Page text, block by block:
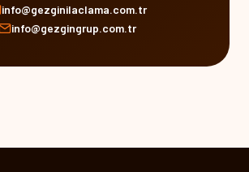
info@gezginilaclama.com.tr
info@gezgingrup.com.tr